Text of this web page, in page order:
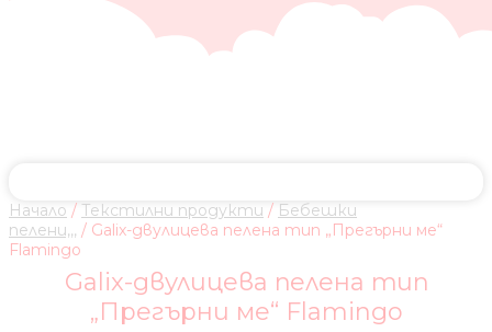
Начало / Текстилни продукти / Бебешки
пелени,,, / Galix-двулицева пелена тип „Прегърни ме“
Flamingo
Galix-двулицева пелена тип
„Прегърни ме“ Flamingo